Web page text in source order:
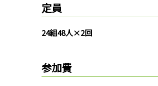
定員
24組48人×2回
参加費